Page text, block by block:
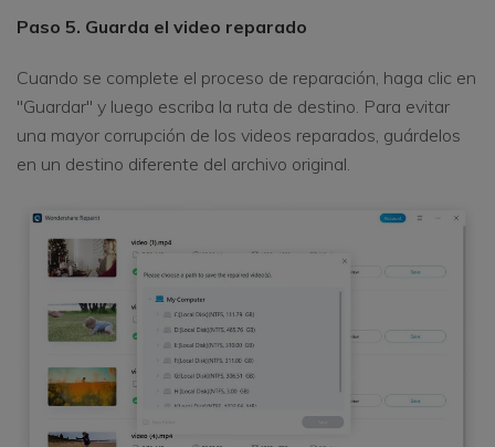
Paso 5. Guarda el video reparado
Cuando se complete el proceso de reparación, haga clic en
"Guardar" y luego escriba la ruta de destino. Para evitar
una mayor corrupción de los videos reparados, guárdelos
en un destino diferente del archivo original.